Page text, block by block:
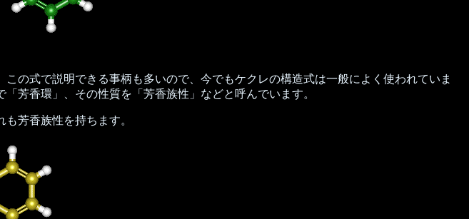
の式で説明できる事柄も多いので、今でもケクレの構造式は一般によく使われていま
芳香環」、その性質を「芳香族性」などと呼んでいます。
芳香族性を持ちます。